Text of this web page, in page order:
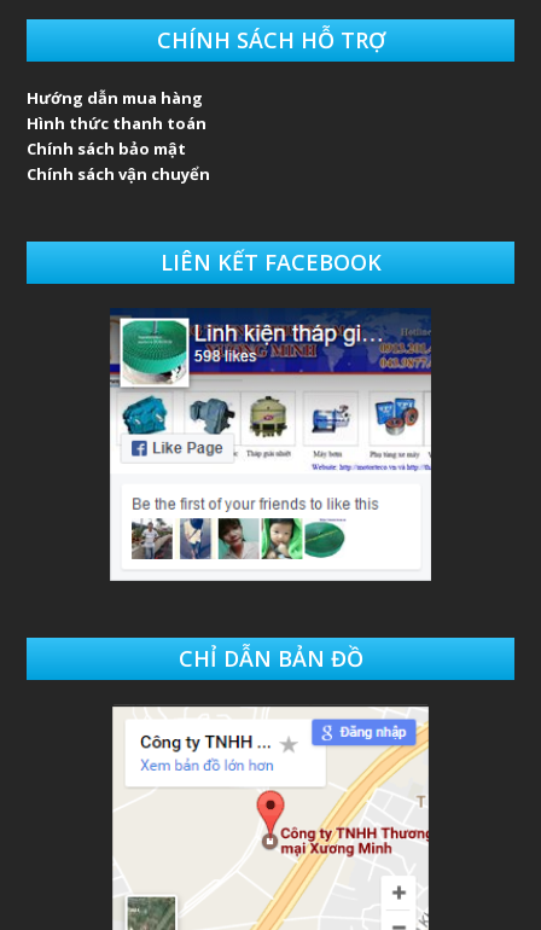
CHÍNH SÁCH HỖ TRỢ
Hướng dẫn mua hàng
Hình thức thanh toán
Chính sách bảo mật
Chính sách vận chuyển
LIÊN KẾT FACEBOOK
CHỈ DẪN BẢN ĐỒ